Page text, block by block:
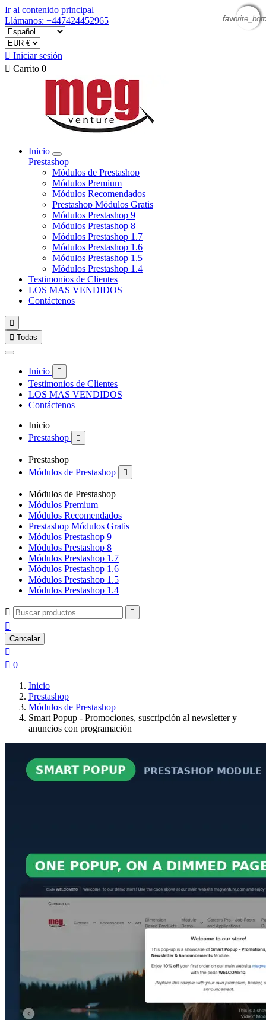
Ir al contenido principal
Llámanos: +447424452965
 Iniciar sesión
 Carrito 0
Inicio
Prestashop
Módulos de Prestashop
Módulos Premium
Módulos Recomendados
Prestashop Módulos Gratis
Módulos Prestashop 9
Módulos Prestashop 8
Módulos Prestashop 1.7
Módulos Prestashop 1.6
Módulos Prestashop 1.5
Módulos Prestashop 1.4
Testimonios de Clientes
LOS MAS VENDIDOS
Contáctenos

 Todas
Inicio 
Testimonios de Clientes
LOS MAS VENDIDOS
Contáctenos
Inicio
Prestashop

Prestashop
Módulos de Prestashop

Módulos de Prestashop
Módulos Premium
Módulos Recomendados
Prestashop Módulos Gratis
Módulos Prestashop 9
Módulos Prestashop 8
Módulos Prestashop 1.7
Módulos Prestashop 1.6
Módulos Prestashop 1.5
Módulos Prestashop 1.4
 

Cancelar

 0
Inicio
Prestashop
Módulos de Prestashop
Smart Popup - Promociones, suscripción al newsletter y
anuncios con programación